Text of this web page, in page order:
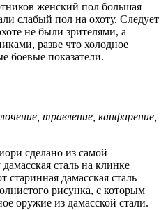
женский пол большая
слабый пол на охоту. Следует
не были зрителями, а
разве что холодное
боевые показатели.
травление, канфарение,
сделано из самой
сталь на клинке
дамасская сталь
рисунка, с которым
оружие из дамасской стали.